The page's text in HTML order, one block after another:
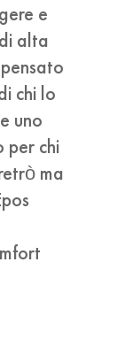
e
alta
chi lo
uno
per chi
ma